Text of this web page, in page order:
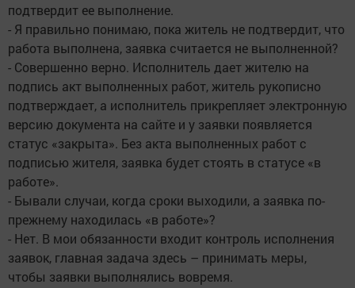
подтвердит ее выполнение.
- Я правильно понимаю, пока житель не подтвердит, что
работа выполнена, заявка считается не выполненной?
- Совершенно верно. Исполнитель дает жителю на
подпись акт выполненных работ, житель рукописно
подтверждает, а исполнитель прикрепляет электронную
версию документа на сайте и у заявки появляется
статус «закрыта». Без акта выполненных работ с
подписью жителя, заявка будет стоять в статусе «в
работе».
- Бывали случаи, когда сроки выходили, а заявка по-
прежнему находилась «в работе»?
- Нет. В мои обязанности входит контроль исполнения
заявок, главная задача здесь – принимать меры,
чтобы заявки выполнялись вовремя.